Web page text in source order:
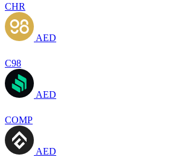
CHR
AED
C98
AED
COMP
AED